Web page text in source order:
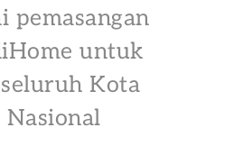
pemasangan
untuk
Kota
Nasional